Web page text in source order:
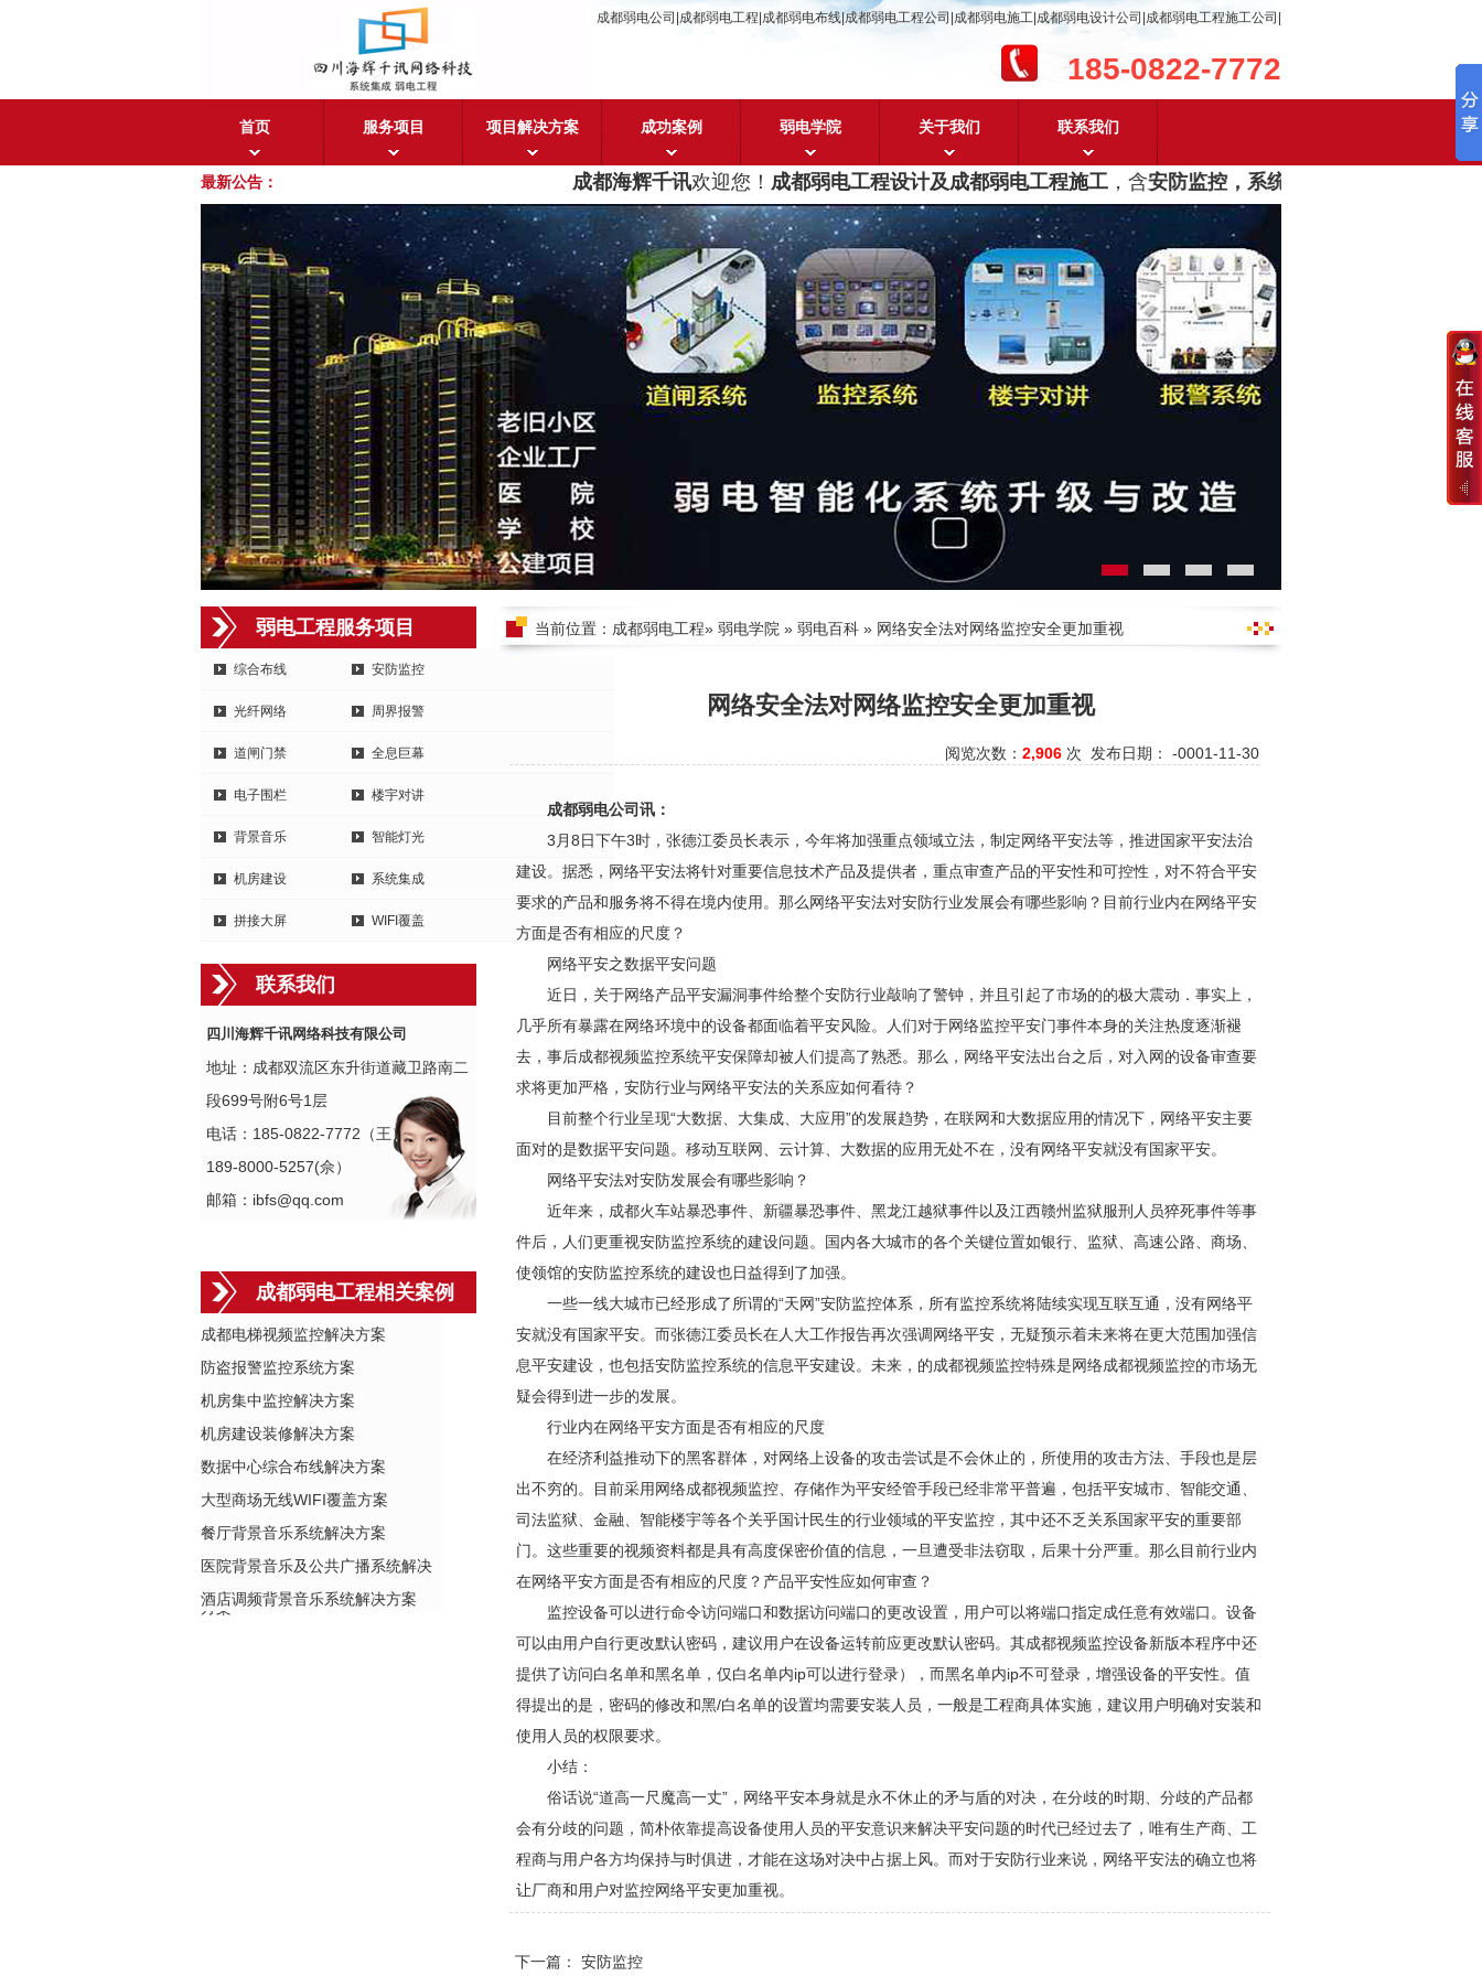
成都弱电公司|成都弱电工程|成都弱电布线|成都弱电工程公司|成都弱电施工|成都弱电设计公司|成都弱电工程施工公司|
185-0822-7772
首页 服务项目 项目解决方案 成功案例 弱电学院 关于我们 联系我们
最新公告： 成都海辉千讯欢迎您！成都弱电工程设计及成都弱电工程施工，含 安防监控，系统集成，综合布线，光纤
弱电工程服务项目
综合布线 安防监控
光纤网络 周界报警
道闸门禁 全息巨幕
电子围栏 楼宇对讲
背景音乐 智能灯光
机房建设 系统集成
拼接大屏 WIFI覆盖
联系我们
四川海辉千讯网络科技有限公司
地址：成都双流区东升街道藏卫路南二
段699号附6号1层
电话：185-0822-7772（王）
189-8000-5257(佘）
邮箱：ibfs@qq.com
成都弱电工程相关案例
成都电梯视频监控解决方案
防盗报警监控系统方案
机房集中监控解决方案
机房建设装修解决方案
数据中心综合布线解决方案
大型商场无线WIFI覆盖方案
餐厅背景音乐系统解决方案
医院背景音乐及公共广播系统解决
方案
酒店调频背景音乐系统解决方案
当前位置： 成都弱电工程» 弱电学院 » 弱电百科 » 网络安全法对网络监控安全更加重视
网络安全法对网络监控安全更加重视
阅览次数： 2,906 次 发布日期： -0001-11-30
成都弱电公司讯：
3月8日下午3时，张德江委员长表示，今年将加强重点领域立法，制定网络平安法等，推进国家平安法治
建设。据悉，网络平安法将针对重要信息技术产品及提供者，重点审查产品的平安性和可控性，对不符合平安
要求的产品和服务将不得在境内使用。那么网络平安法对安防行业发展会有哪些影响？目前行业内在网络平安
方面是否有相应的尺度？
网络平安之数据平安问题
近日，关于网络产品平安漏洞事件给整个安防行业敲响了警钟，并且引起了市场的的极大震动．事实上，
几乎所有暴露在网络环境中的设备都面临着平安风险。人们对于网络监控平安门事件本身的关注热度逐渐褪
去，事后成都视频监控系统平安保障却被人们提高了熟悉。那么，网络平安法出台之后，对入网的设备审查要
求将更加严格， 安防行业与网络平安法的关系应如何看待？
目前整个行业呈现“大数据、大集成、大应用”的发展趋势，在联网和大数据应用的情况下，网络平安主要
面对的是数据平安问题。移动互联网、云计算、大数据的应用无处不在，没有网络平安就没有国家平安。
网络平安法对安防发展会有哪些影响？
近年来，成都火车站暴恐事件、新疆暴恐事件、黑龙江越狱事件以及江西赣州监狱服刑人员猝死事件等事
件后，人们更重视安防监控系统的建设问题。国内各大城市的各个关键位置如银行、监狱、高速公路、商场、
使领馆的安防监控系统的建设也日益得到了加强。
一些一线大城市已经形成了所谓的“天网”安防监控体系，所有监控系统将陆续实现互联互通，没有网络平
安就没有国家平安。而张德江委员长在人大工作报告再次强调网络平安，无疑预示着未来将在更大范围加强信
息平安建设，也包括安防监控系统的信息平安建设。未来，的成都视频监控特殊是网络成都视频监控的市场无
疑会得到进一步的发展。
行业内在网络平安方面是否有相应的尺度
在经济利益推动下的黑客群体，对网络上设备的攻击尝试是不会休止的，所使用的攻击方法、手段也是层
出不穷的。目前采用网络成都视频监控 、存储作为平安经管手段已经非常平普遍，包括平安城市、智能交通、
司法监狱、金融、智能楼宇等各个关乎国计民生的行业领域的平安监控，其中还不乏关系国家平安的重要部
门。这些重要的视频资料都是具有高度保密价值的信息，一旦遭受非法窃取，后果十分严重。那么目前行业内
在网络平安方面是否有相应的尺度？产品平安性应如何审查？
监控设备可以进行命令访问端口和数据访问端口的更改设置，用户可以将端口指定成任意有效端口。设备
可以由用户自行更改默认密码，建议用户在设备运转前应更改默认密码。其成都视频监控设备新版本程序中还
提供了访问白名单和黑名单，仅白名单内ip可以进行登录），而黑名单内ip不可登录，增强设备的平安性。值
得提出的是，密码的修改和黑/白名单的设置均需要安装人员，一般是工程商具体实施，建议用户明确对安装和
使用人员的权限要求。
小结：
俗话说“道高一尺魔高一丈”，网络平安本身就是永不休止的矛与盾的对决，在分歧的时期、分歧的产品都
会有分歧的问题，简朴依靠提高设备使用人员的平安意识来解决平安问题的时代已经过去了，唯有生产商、工
程商与用户各方均保持与时俱进，才能在这场对决中占据上风。而对于安防行业来说，网络平安法的确立也将
让厂商和用户对监控网络平安更加重视。
下一篇： 安防监控